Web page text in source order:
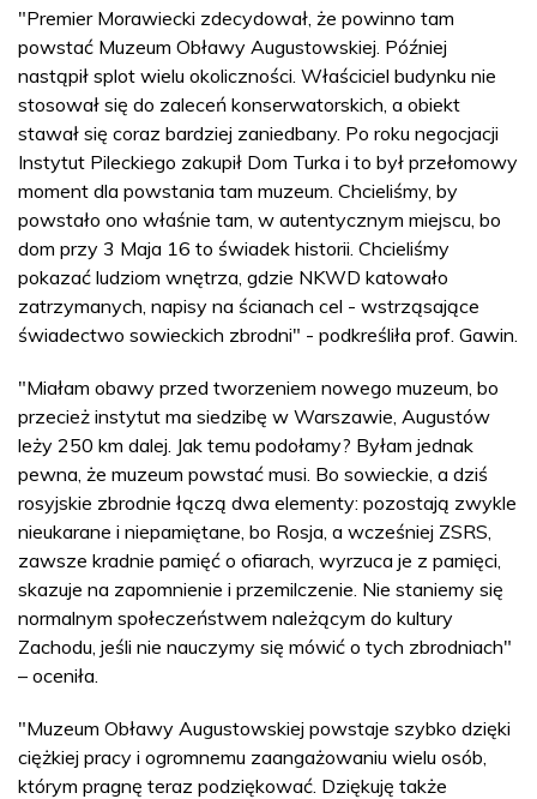
"Premier Morawiecki zdecydował, że powinno tam
powstać Muzeum Obławy Augustowskiej. Później
nastąpił splot wielu okoliczności. Właściciel budynku nie
stosował się do zaleceń konserwatorskich, a obiekt
stawał się coraz bardziej zaniedbany. Po roku negocjacji
Instytut Pileckiego zakupił Dom Turka i to był przełomowy
moment dla powstania tam muzeum. Chcieliśmy, by
powstało ono właśnie tam, w autentycznym miejscu, bo
dom przy 3 Maja 16 to świadek historii. Chcieliśmy
pokazać ludziom wnętrza, gdzie NKWD katowało
zatrzymanych, napisy na ścianach cel - wstrząsające
świadectwo sowieckich zbrodni" - podkreśliła prof. Gawin.
"Miałam obawy przed tworzeniem nowego muzeum, bo
przecież instytut ma siedzibę w Warszawie, Augustów
leży 250 km dalej. Jak temu podołamy? Byłam jednak
pewna, że muzeum powstać musi. Bo sowieckie, a dziś
rosyjskie zbrodnie łączą dwa elementy: pozostają zwykle
nieukarane i niepamiętane, bo Rosja, a wcześniej ZSRS,
zawsze kradnie pamięć o ofiarach, wyrzuca je z pamięci,
skazuje na zapomnienie i przemilczenie. Nie staniemy się
normalnym społeczeństwem należącym do kultury
Zachodu, jeśli nie nauczymy się mówić o tych zbrodniach"
– oceniła.
"Muzeum Obławy Augustowskiej powstaje szybko dzięki
ciężkiej pracy i ogromnemu zaangażowaniu wielu osób,
którym pragnę teraz podziękować. Dziękuję także